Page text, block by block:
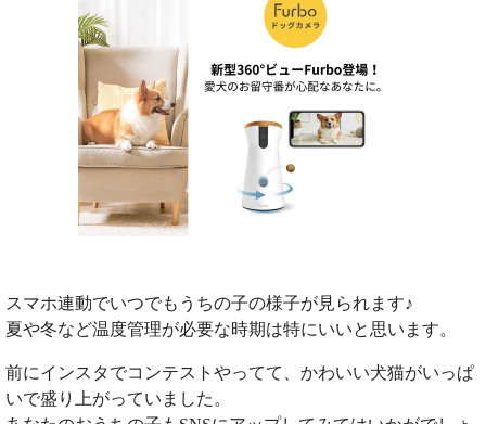
スマホ連動でいつでもうちの子の様子が見られます♪
夏や冬など温度管理が必要な時期は特にいいと思います。
前にインスタでコンテストやってて、かわいい犬猫がいっぱ
いで盛り上がっていました。